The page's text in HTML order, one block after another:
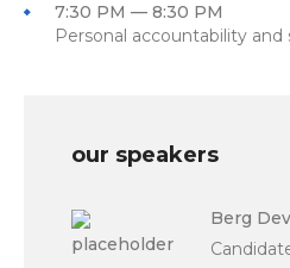
7:30 PM — 8:30 PM
Personal accountability
our speakers
Berg